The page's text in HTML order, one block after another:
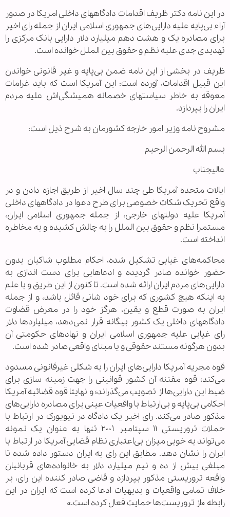
در این نامه دکتر ظریف اقدامات دادگاههای داخلی امریکا در صدور
آراء بی‌پایه علیه دارایی‌های جمهوری اسلامی ایران از جمله رای اخیر
برای مصادره یک و هشت دهم میلیارد دلار دارایی بانک مرکزی را
تهدیدی جدی علیه نظم و حقوق بین الملل خوانده است.
ظریف در بخشی از این نامه ضمن بی‌پایه و غیر قانونی خواندن
این قبیل اقدامات، آورده است: این آمریکا است که باید غرامات
معوقه به خاطر سیاستهای خصمانه همیشگی‌اش علیه مردم
ایران را بپردازد.
مشروح نامه وزیر امور خارجه کشورمان به شرح ذیل است:
بسم الله الرحمن الرحیم
عالیجناب
ایالات متحده آمریکا طی چند سال اخیر از طریق اجازه دادن و در
واقع تحریک شکات خصوصی برای طرح دعوا در دادگاههای داخلی
آمریکا علیه دولتهای خارجی، از جمله جمهوری اسلامی ایران،
مستمرا نظم و حقوق بین الملل را به چالش کشیده و به مخاطره
انداخته است.
محاکمه‌های غیابی تشکیل شده، احکام مطلوب شاکیان بدون
حضور خوانده صادر گردیده و ادعاهایی برای دست اندازی به
دارایی‌های مردم ایران ارائه شده است. تا کنون از این طریق و با علم
به اینکه هیچ کشوری که برای خود شانی قائل باشد، و از جمله
ایران به صورت قطع و یقین، هرگز خود را در معرض قضاوت
دادگاههای داخلی یک کشور بیگانه قرار نمی‌دهد، میلیارد‌ها دلار
رای غیابی علیه جمهوری اسلامی ایران و نهادهای حکومتی آن
بدون هرگونه مستند حقوقی و یا مبنای واقعی صادر شده است.
قوه مجریه آمریکا دارایی‌های ایران را به شکلی غیرقانونی مسدود
می‌کند؛ قوه مقننه آن کشور قوانینی را جهت زمینه سازی برای
ضبط این دارایی‌ها از تصویب می‌گذراند؛ و نهایتا قوه قضائیه آمریکا
احکامی بی‌پایه و بی‌ارتباط با واقعیات عینی برای مصادره دارایی‌های
مذکور صادر می‌کند. رای اخیر یک دادگاه در نیویورک در ارتباط با
حملات تروریستی ۱۱ سپتامبر ۲۰۰۱ تنها به عنوان یک نمونه
می‌تواند به خوبی میزان بی‌اعتباری نظام قضایی آمریکا در ارتباط با
ایران را نشان دهد. مطابق این رای به ایران دستور داده شده تا
مبلغی بیش از ده و نیم میلیارد دلار به خانواده‌های قربانیان
واقعه تروریستی مذکور بپردازد و قاضی صادر کننده این رای، بر
خلاف تمامی واقعیات و بدیهیات ادعا کرده است که ایران در این
رابطه «از تروریست‌ها حمایت فعال کرده است.»